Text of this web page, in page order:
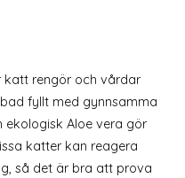
katt rengör och vårdar
fyllt med gynnsamma
ekologisk Aloe vera gör
katter kan reagera
så det är bra att prova